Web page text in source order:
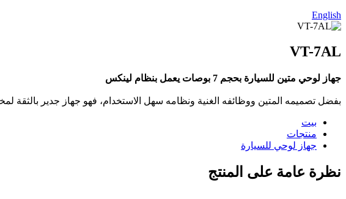
English
VT-7AL
جهاز لوحي متين للسيارة بحجم 7 بوصات يعمل بنظام لينكس
بفضل تصميمه المتين ووظائفه الغنية ونظامه سهل الاستخدام، فهو جهاز جدير بالثقة
بيت
منتجات
جهاز لوحي للسيارة
نظرة عامة على المنتج